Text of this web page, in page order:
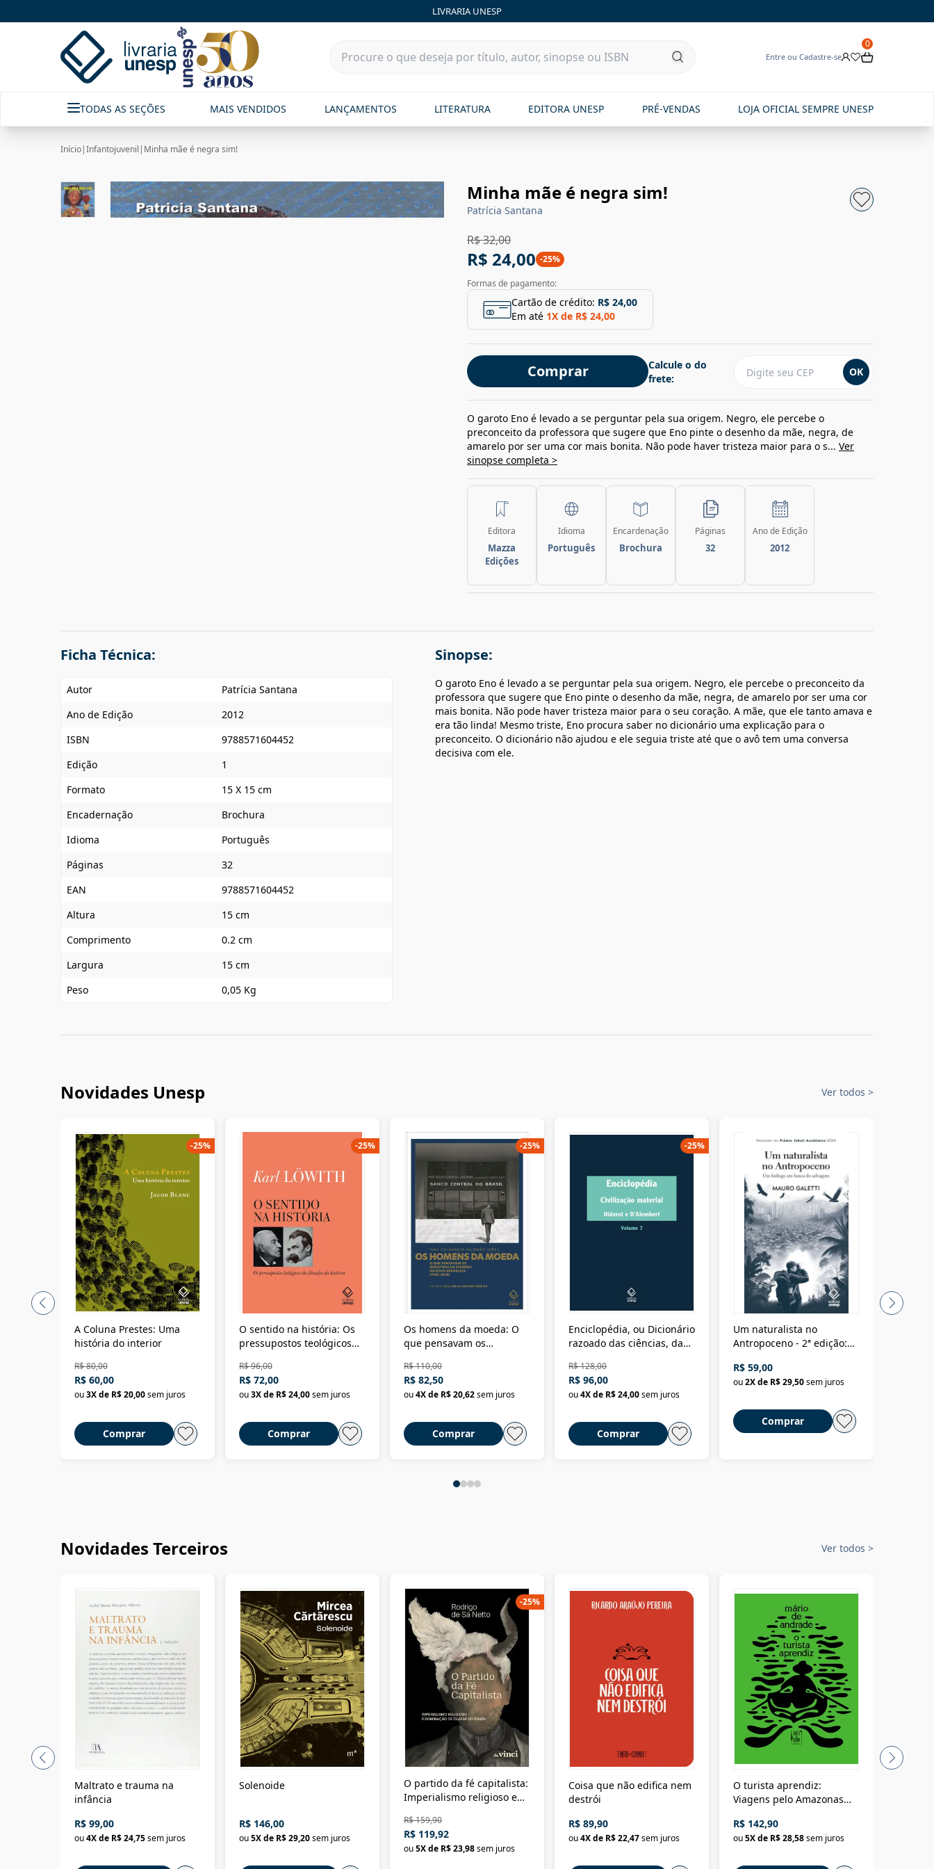
LIVRARIA UNESP
Entre ou Cadastre-se
0
TODAS AS SEÇÕES MAIS VENDIDOS LANÇAMENTOS LITERATURA EDITORA UNESP PRÉ-VENDAS LOJA OFICIAL SEMPRE UNESP
Início|Infantojuvenil | Minha mãe é negra sim!
Minha mãe é negra sim!
Patrícia Santana
R$ 32,00
R$ 24,00 -25%
Formas de pagamento:
Cartão de crédito: R$ 24,00
Em até 1X de R$ 24,00
Comprar
Calcule o do
frete:
OK
O garoto Eno é levado a se perguntar pela sua origem. Negro, ele percebe o
preconceito da professora que sugere que Eno pinte o desenho da mãe, negra, de
amarelo por ser uma cor mais bonita. Não pode haver tristeza maior para o s... Ver
sinopse completa >
Editora
Mazza
Edições
Idioma
Português
Encardenação
Brochura
Páginas
32
Ano de Edição
2012
Ficha Técnica:
Autor
Patrícia Santana
Ano de Edição
2012
ISBN
9788571604452
Edição
1
Formato
15 X 15 cm
Encadernação
Brochura
Idioma
Português
Páginas
32
EAN
9788571604452
Altura
15 cm
Comprimento
0.2 cm
Largura
15 cm
Peso
0,05 Kg
Sinopse:
O garoto Eno é levado a se perguntar pela sua origem. Negro, ele percebe o preconceito da
professora que sugere que Eno pinte o desenho da mãe, negra, de amarelo por ser uma cor
mais bonita. Não pode haver tristeza maior para o seu coração. A mãe, que ele tanto amava e
era tão linda! Mesmo triste, Eno procura saber no dicionário uma explicação para o
preconceito. O dicionário não ajudou e ele seguia triste até que o avô tem uma conversa
decisiva com ele.
Novidades Unesp Ver todos >
A Coluna Prestes: Uma
história do interior
R$ 80,00
R$ 60,00
ou3X de R$ 20,00sem juros
Comprar
-25%
O sentido na história: Os
pressupostos teológicos
R$ 96,00
R$ 72,00
ou3X de R$ 24,00sem juros
Comprar
-25%
Os homens da moeda: O
que pensavam os
Nova República (1985-
2018)
R$ 110,00
R$ 82,50
ou4X de R$ 20,62sem juros
Comprar
-25%
Enciclopédia, ou Dicionário
razoado das ciências, das
Civilização material
R$ 128,00
R$ 96,00
ou4X de R$ 24,00sem juros
Comprar
-25%
Um naturalista no
Antropoceno - 2ª edição:
selvagem
R$ 59,00
ou2X de R$ 29,50sem juros
Comprar
Novidades Terceiros Ver todos >
Maltrato e trauma na
infância
R$ 99,00
ou4X de R$ 24,75sem juros
Solenoide
R$ 146,00
ou5X de R$ 29,20sem juros
O partido da fé capitalista:
Imperialismo religioso e
Brasil
R$ 159,90
R$ 119,92
ou5X de R$ 23,98sem juros
-25%
Coisa que não edifica nem
destrói
R$ 89,90
ou4X de R$ 22,47sem juros
O turista aprendiz:
Viagens pelo Amazonas
até a Bolívia e por Marajó
até dizer chega
R$ 142,90
ou5X de R$ 28,58sem juros